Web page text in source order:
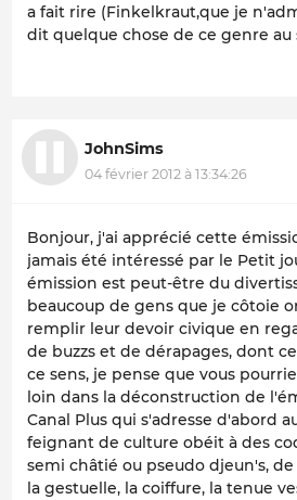
a fait rire (Finkelkraut,que je
dit quelque chose de ce genre au
JohnSims
04 février 2012 à 13:34:26
Bonjour, j'ai apprécié cette
jamais été intéressé par le Petit
émission est peut-être du
beaucoup de gens que je côtoie
remplir leur devoir civique en
de buzzs et de dérapages, dont
ce sens, je pense que vous
loin dans la déconstruction de
Canal Plus qui s'adresse d'abord
feignant de culture obéit à des
semi châtié ou pseudo djeun's,
la gestuelle, la coiffure, la tenue